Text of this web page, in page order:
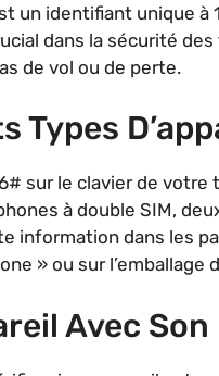
un identifiant unique à
dans la sécurité
de vol ou de perte.
Types
sur le clavier de votre
à double SIM,
information dans les
» ou sur l’emballage
Avec Son